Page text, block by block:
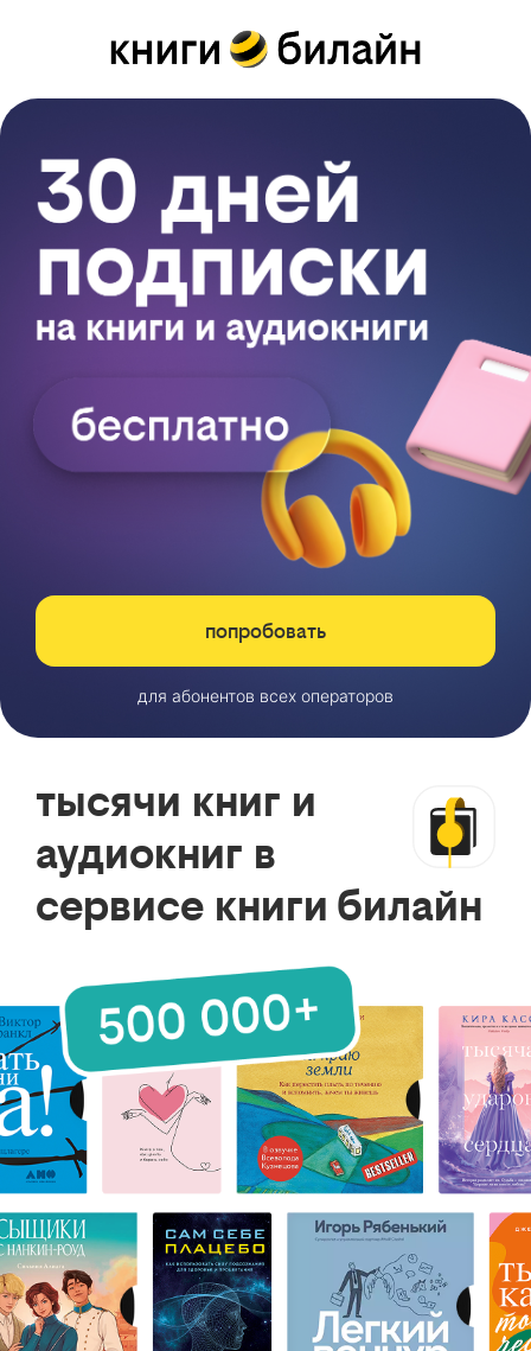
попробовать
для абонентов всех операторов
тысячи книг и
аудиокниг в
сервисе книги билайн